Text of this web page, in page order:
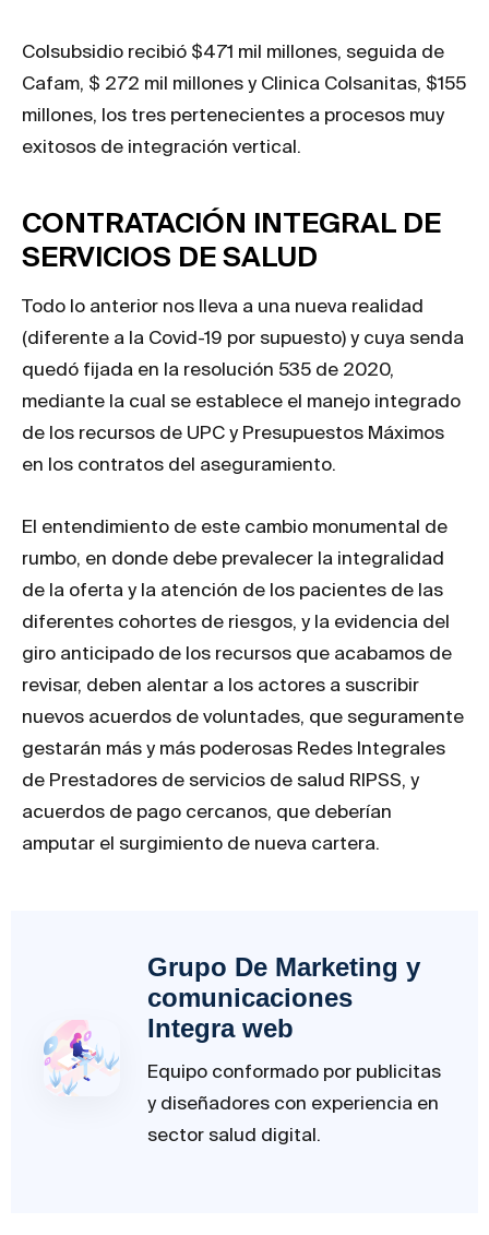
Colsubsidio recibió $471 mil millones, seguida de
Cafam, $ 272 mil millones y Clinica Colsanitas, $155
millones, los tres pertenecientes a procesos muy
exitosos de integración vertical.
CONTRATACIÓN INTEGRAL DE
SERVICIOS DE SALUD
Todo lo anterior nos lleva a una nueva realidad
(diferente a la Covid-19 por supuesto) y cuya senda
quedó fijada en la resolución 535 de 2020,
mediante la cual se establece el manejo integrado
de los recursos de UPC y Presupuestos Máximos
en los contratos del aseguramiento.
El entendimiento de este cambio monumental de
rumbo, en donde debe prevalecer la integralidad
de la oferta y la atención de los pacientes de las
diferentes cohortes de riesgos, y la evidencia del
giro anticipado de los recursos que acabamos de
revisar, deben alentar a los actores a suscribir
nuevos acuerdos de voluntades, que seguramente
gestarán más y más poderosas Redes Integrales
de Prestadores de servicios de salud RIPSS, y
acuerdos de pago cercanos, que deberían
amputar el surgimiento de nueva cartera.
Grupo De Marketing y
comunicaciones
Integra web
Equipo conformado por publicitas
y diseñadores con experiencia en
sector salud digital.